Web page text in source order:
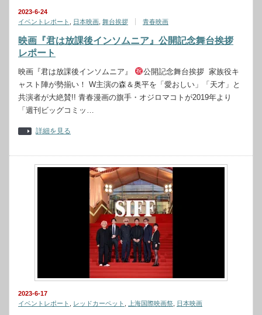
2023-6-24
イベントレポート
日本映画 舞台挨拶 青春映画
映画『君は放課後インソムニア』公開記念舞台挨拶
レポート
映画『君は放課後インソムニア』
公開記念舞台挨拶 家族役キ
ャスト陣が勢揃い！ W主演の森＆奥平を「愛おしい」「天才」と
共演者が大絶賛!! ⻘春漫画の旗手・オジロマコトが2019年より
「週刊ビッグコミッ…
詳細を見る
2023-6-17
イベントレポート
レッドカーペット 上海国際映画祭 日本映画